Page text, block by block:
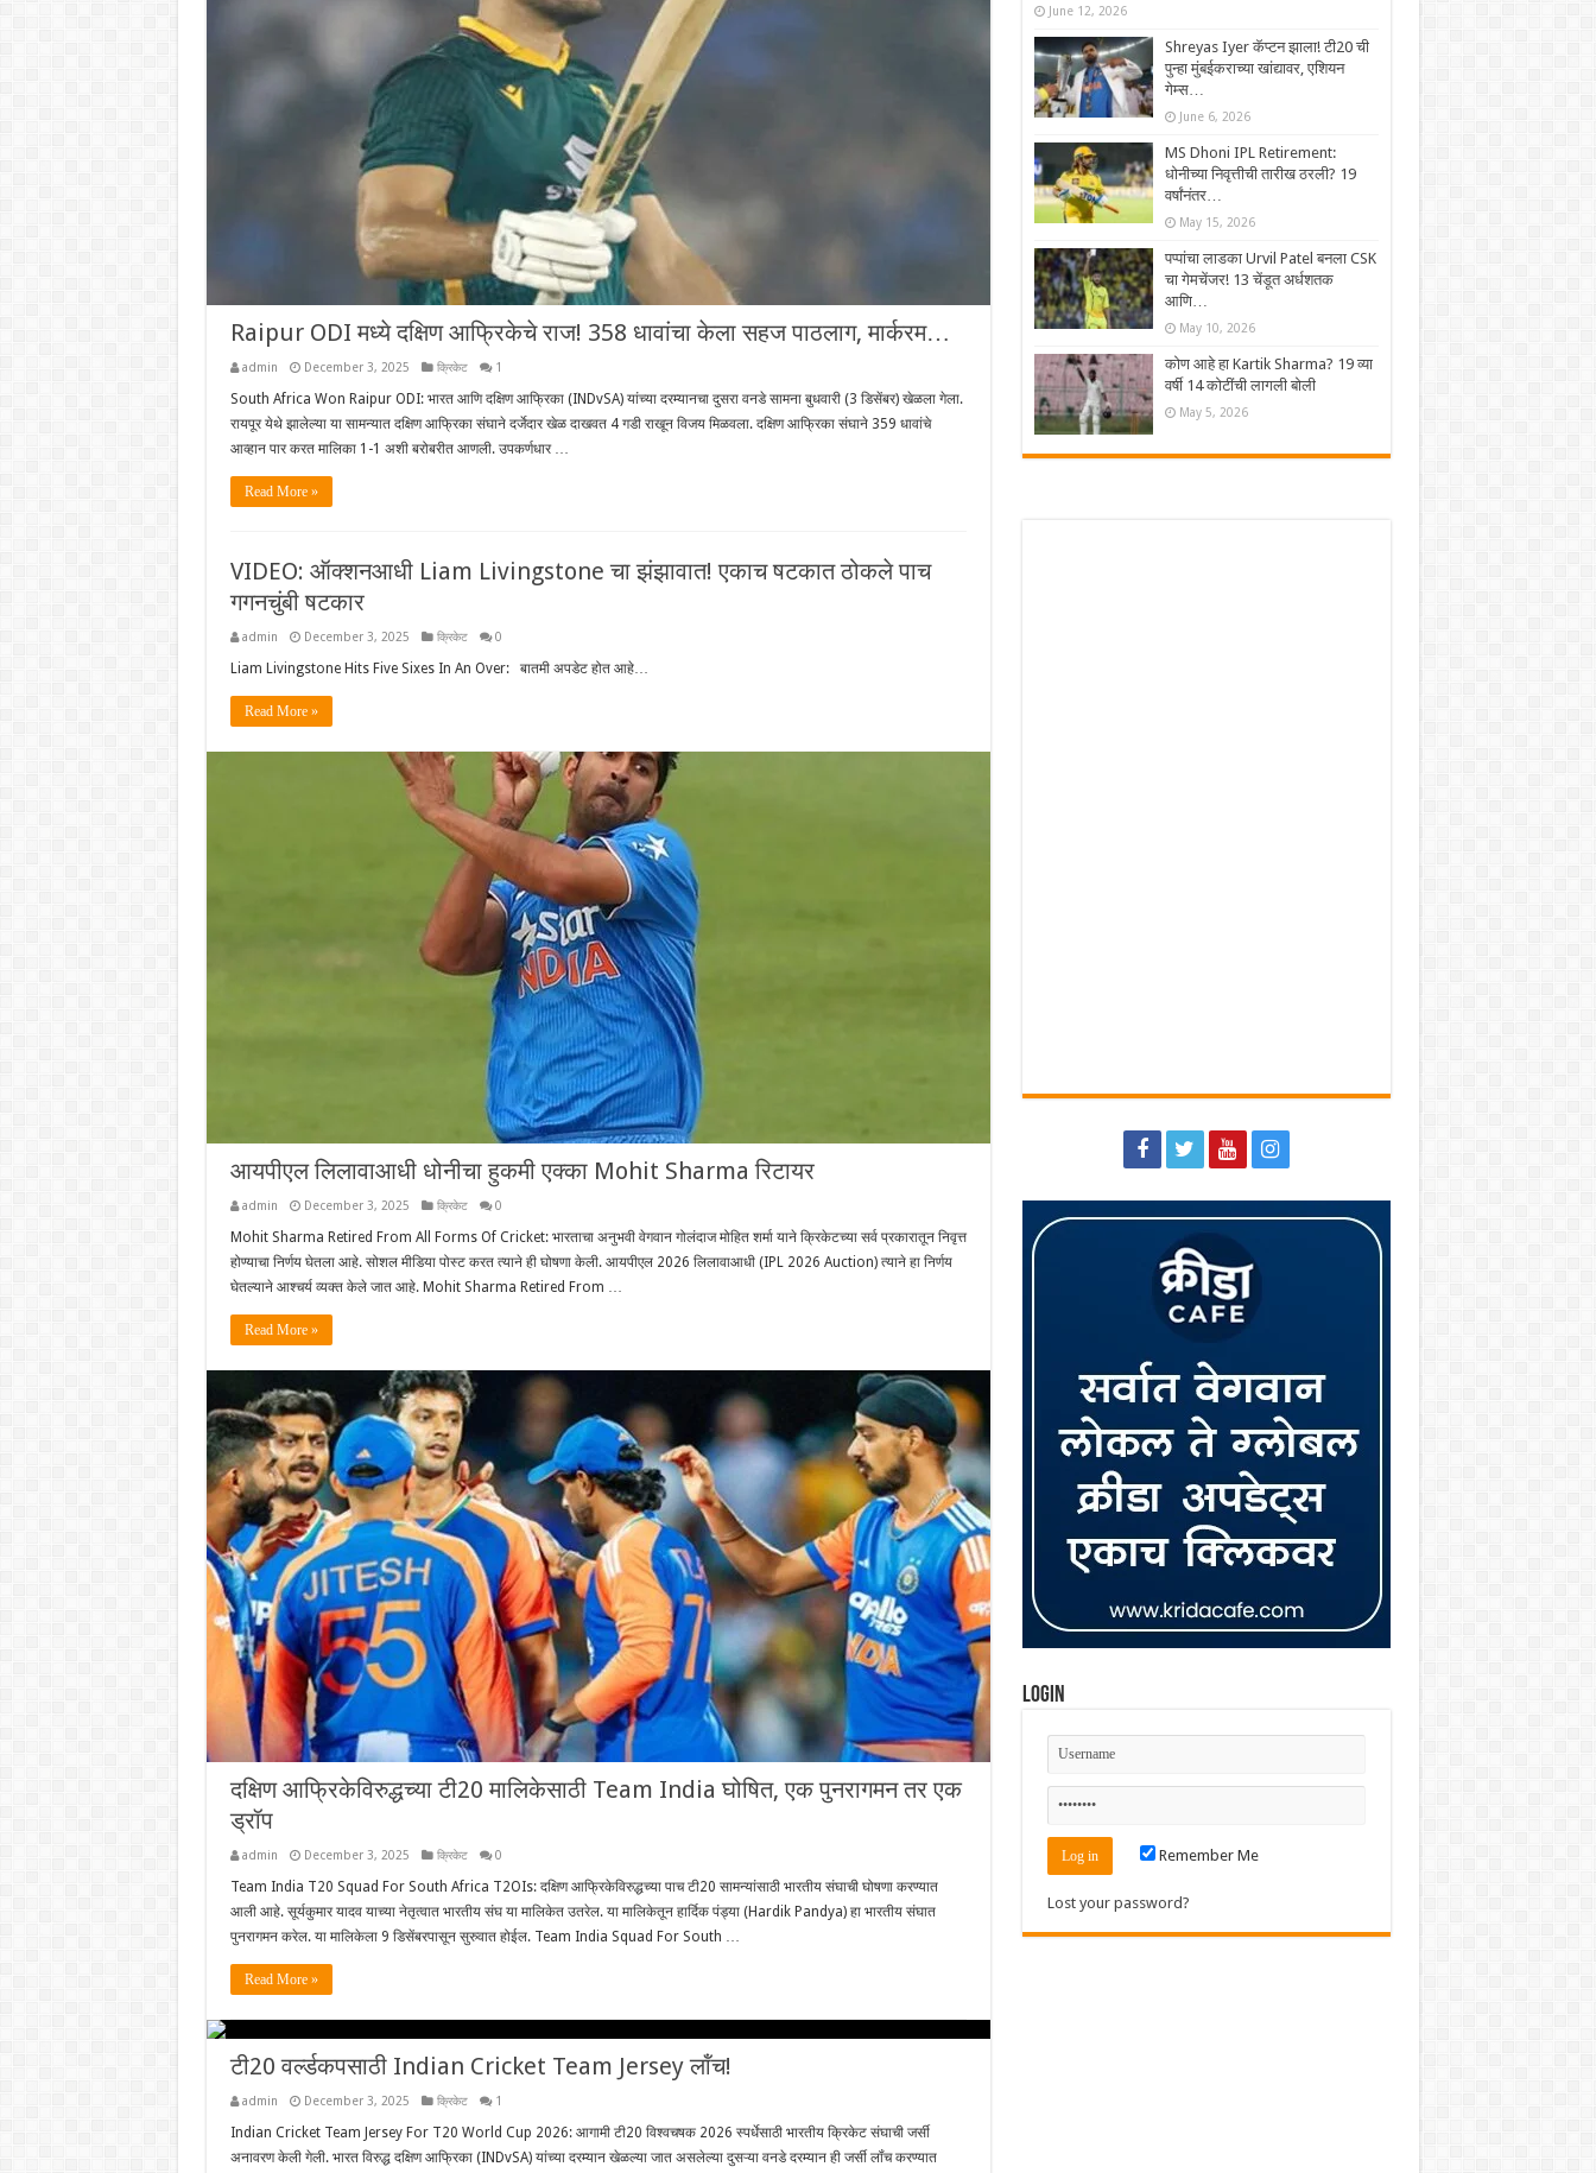
Raipur ODI मध्ये दक्षिण आफ्रिकेचे राज! 358 धावांचा केला सहज पाठलाग, मार्करम…
admin December 3, 2025 क्रिकेट 1
South Africa Won Raipur ODI: भारत आणि दक्षिण आफ्रिका (INDvSA) यांच्या दरम्यानचा दुसरा वनडे सामना बुधवारी (3 डिसेंबर) खेळला गेला.
रायपूर येथे झालेल्या या सामन्यात दक्षिण आफ्रिका संघाने दर्जेदार खेळ दाखवत 4 गडी राखून विजय मिळवला. दक्षिण आफ्रिका संघाने 359 धावांचे
आव्हान पार करत मालिका 1-1 अशी बरोबरीत आणली. उपकर्णधार …
Read More »
VIDEO: ऑक्शनआधी Liam Livingstone चा झंझावात! एकाच षटकात ठोकले पाच
गगनचुंबी षटकार
admin December 3, 2025 क्रिकेट 0
Liam Livingstone Hits Five Sixes In An Over: बातमी अपडेट होत आहे…
Read More »
आयपीएल लिलावाआधी धोनीचा हुकमी एक्का Mohit Sharma रिटायर
admin December 3, 2025 क्रिकेट 0
Mohit Sharma Retired From All Forms Of Cricket: भारताचा अनुभवी वेगवान गोलंदाज मोहित शर्मा याने क्रिकेटच्या सर्व प्रकारातून निवृत्त
होण्याचा निर्णय घेतला आहे. सोशल मीडिया पोस्ट करत त्याने ही घोषणा केली. आयपीएल 2026 लिलावाआधी (IPL 2026 Auction) त्याने हा निर्णय
घेतल्याने आश्चर्य व्यक्त केले जात आहे. Mohit Sharma Retired From …
Read More »
दक्षिण आफ्रिकेविरुद्धच्या टी20 मालिकेसाठी Team India घोषित, एक पुनरागमन तर एक
ड्रॉप
admin December 3, 2025 क्रिकेट 0
Team India T20 Squad For South Africa T2OIs: दक्षिण आफ्रिकेविरुद्धच्या पाच टी20 सामन्यांसाठी भारतीय संघाची घोषणा करण्यात
आली आहे. सूर्यकुमार यादव याच्या नेतृत्वात भारतीय संघ या मालिकेत उतरेल. या मालिकेतून हार्दिक पंड्या (Hardik Pandya) हा भारतीय संघात
पुनरागमन करेल. या मालिकेला 9 डिसेंबरपासून सुरुवात होईल. Team India Squad For South …
Read More »
टी20 वर्ल्डकपसाठी Indian Cricket Team Jersey लॉंच!
admin December 3, 2025 क्रिकेट 1
Indian Cricket Team Jersey For T20 World Cup 2026: आगामी टी20 विश्वचषक 2026 स्पर्धेसाठी भारतीय क्रिकेट संघाची जर्सी
अनावरण केली गेली. भारत विरुद्ध दक्षिण आफ्रिका (INDvSA) यांच्या दरम्यान खेळल्या जात असलेल्या दुसऱ्या वनडे दरम्यान ही जर्सी लॉंच करण्यात
June 12, 2026
Shreyas Iyer कॅप्टन झाला! टी20 ची
पुन्हा मुंबईकराच्या खांद्यावर, एशियन
गेम्स…
June 6, 2026
MS Dhoni IPL Retirement:
धोनीच्या निवृत्तीची तारीख ठरली? 19
वर्षांनंतर…
May 15, 2026
पप्पांचा लाडका Urvil Patel बनला CSK
चा गेमचेंजर! 13 चेंडूत अर्धशतक
आणि…
May 10, 2026
कोण आहे हा Kartik Sharma? 19 व्या
वर्षी 14 कोटींची लागली बोली
May 5, 2026
Login
Remember Me
Lost your password?